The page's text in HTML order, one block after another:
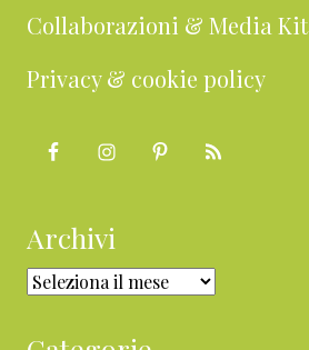
Collaborazioni & Media Kit
Privacy & cookie policy
Archivi
Archivi